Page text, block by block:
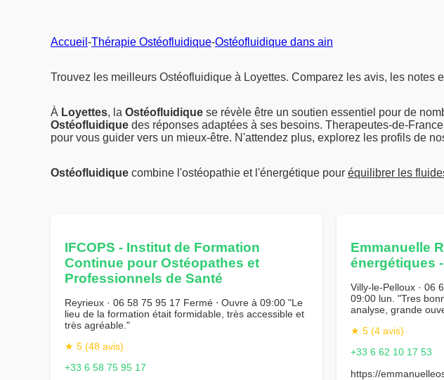
Accueil -Thérapie Ostéofluidique-Ostéofluidique dans ain
Trouvez les meilleurs Ostéofluidique à Loyettes. Comparez les avis, les notes
À Loyettes, la Ostéofluidique se révèle être un soutien essentiel pour de
Ostéofluidique des réponses adaptées à ses besoins. Therapeutes-de-
pour vous guider vers un mieux-être. N'attendez plus, explorez les profils de
Ostéofluidique combine l'ostéopathie et l'énergétique pour équilibrer les
IFCOPS - Institut de Formation
Continue pour Ostéopathes et
Professionnels de Santé
Reyrieux · 06 58 75 95 17 Fermé ⋅ Ouvre à 09:00 "Le
lieu de la formation était formidable, très accessible et
très agréable."
★ 5 (48 avis)
+33 6 58 75 95 17
Emmanuelle
énergétiques
Villy-le-Pelloux · 06
09:00 lun. "Tres
analyse, grande
★ 5 (4 avis)
+33 6 62 10 17 53
https://